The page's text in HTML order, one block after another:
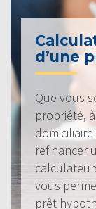
d’une
Que vous
propriété,
refinancer
vous
prêt